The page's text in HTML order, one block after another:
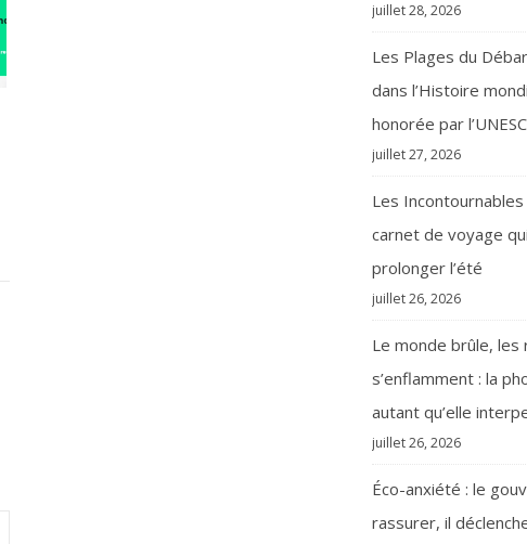
juillet 28, 2026
Les Plages du
dans l’Histoire
honorée par
juillet 27, 2026
Les Incontournables
carnet de voyage
prolonger l’été
juillet 26, 2026
Le monde brûle, les
s’enflamment : la
autant qu’elle
juillet 26, 2026
Éco-anxiété : le
rassurer, il